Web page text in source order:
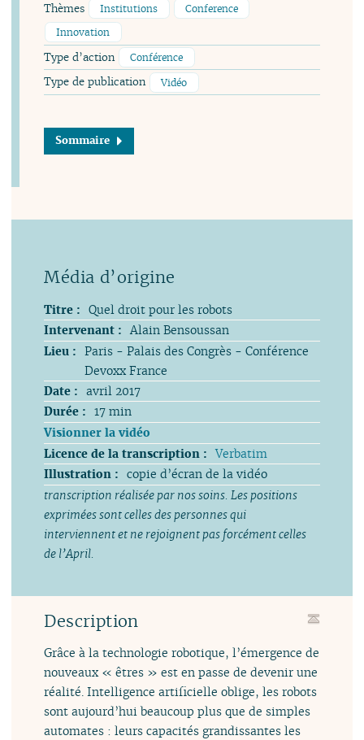
Thèmes Institutions
Conference
Innovation
Type d’action Conférence
Type de publication Vidéo
Sommaire
Titre : Quel droit pour les robots
Intervenant : Alain Bensoussan
Lieu : Paris - Palais des Congrès - Conférence
Devoxx France
Date : avril 2017
Durée : 17 min
Visionner la vidéo
Licence de la transcription : Verbatim
Illustration : copie d’écran de la vidéo
transcription réalisée par nos soins. Les positions
exprimées sont celles des personnes qui
interviennent et ne rejoignent pas forcément celles
de l’April.
Description
Grâce à la technologie robotique, l’émergence de
nouveaux « êtres » est en passe de devenir une
réalité. Intelligence artificielle oblige, les robots
sont aujourd’hui beaucoup plus que de simples
automates : leurs capacités grandissantes les